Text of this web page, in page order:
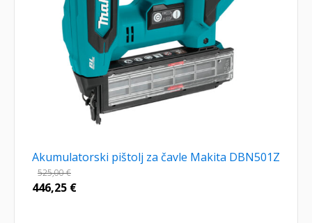
Akumulatorski pištolj za čavle Makita DBN501Z
525,00€
446,25 €